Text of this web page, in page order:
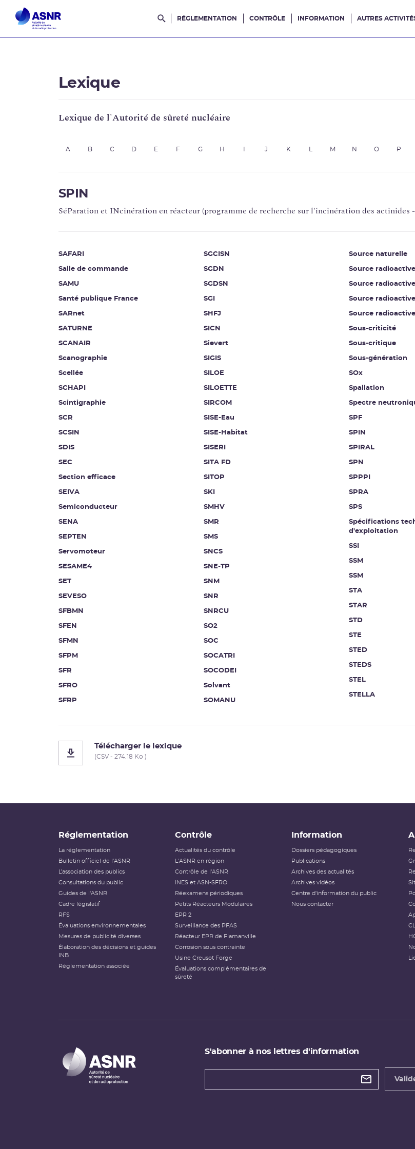
Rechercher dans le site
RÉGLEMENTATION CONTRÔLE INFORMATION AUTRES
Lexique
Lexique de l'Autorité de sûreté nucléaire
A B C D E F G H J K M N O P
SPIN
SéParation et INcinération en réacteur (programme de recherche sur l'incinération des actinides
SAFARI
Salle de commande
SAMU
Santé publique France
SARnet
SATURNE
SCANAIR
Scanographie
Scellée
SCHAPI
Scintigraphie
SCR
SCSIN
SDIS
SEC
Section efficace
SEIVA
Semiconducteur
SENA
SEPTEN
Servomoteur
SESAME4
SET
SEVESO
SFBMN
SFEN
SFMN
SFPM
SFR
SFRO
SFRP
SGCISN
SGDN
SGDSN
SGI
SHFJ
SICN
Sievert
SIGIS
SILOE
SILOETTE
SIRCOM
SISE-Eau
SISE-Habitat
SISERI
SITA FD
SITOP
SKI
SMHV
SMR
SMS
SNCS
SNE-TP
SNM
SNR
SNRCU
SO2
SOC
SOCATRI
SOCODEI
Solvant
SOMANU
Source naturelle
Source
Source
Source
Source
Sous-criticité
Sous-critique
Sous-génération
SOx
Spallation
Spectre
SPF
SPIN
SPIRAL
SPN
SPPPI
SPRA
SPS
Spécifications
d'exploitation
SSI
SSM
SSM
STA
STAR
STD
STE
STED
STEDS
STEL
STELLA
Télécharger le lexique
(CSV - 274.18 Ko )
Réglementation
La réglementation
Bulletin officiel de l'ASNR
L’association des publics
Consultations du public
Guides de l'ASNR
Cadre législatif
RFS
Évaluations environnementales
Mesures de publicité diverses
Élaboration des décisions et guides
INB
Réglementation associée
Contrôle
Actualités du contrôle
L'ASNR en région
Contrôle de l'ASNR
INES et ASN-SFRO
Réexamens périodiques
Petits Réacteurs Modulaires
EPR 2
Surveillance des PFAS
Réacteur EPR de Flamanville
Corrosion sous contrainte
Usine Creusot Forge
Évaluations complémentaires de
sûreté
Information
Dossiers pédagogiques
Publications
Archives des actualités
Archives vidéos
Centre d'information du public
Nous contacter
S'abonner à nos lettres d'information
Types de